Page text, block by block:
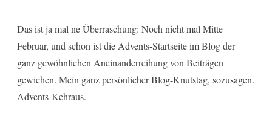
Das ist ja mal ne Überraschung: Noch nicht mal Mitte
Februar, und schon ist die Advents-Startseite im Blog der
ganz gewöhnlichen Aneinanderreihung von Beiträgen
gewichen. Mein ganz persönlicher Blog-Knutstag, sozusagen.
Advents-Kehraus.